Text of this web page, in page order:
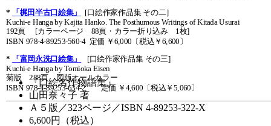
* 「梶田半古口絵集」 [口絵作家作品集 その二］
Kuchi-e Hanga by Kajita Hanko. The Posthumous Writings of Kitada Usurai
192頁 [カラーページ 88頁・カラー折り込み 1枚]
ISBN 978-4-89253-560-4 定価 ￥6,000〔税込￥6,600〕
* 「富岡永洗口絵集」 [口絵作家作品集 その三]
Kuchi-e Hanga by Tomioka Eisen
菊版 288頁 図版オールカラー
ISBN 978-4-89253-634-2 定価 ￥4,600〔税込￥5,060〕
『口絵名作物語集』
山田奈々子 著
Ａ５版／323ページ／ISBN 4-89253-322-X
6,600円（税込）